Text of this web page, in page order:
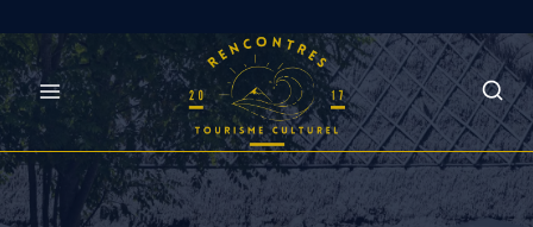
Skip
to
content